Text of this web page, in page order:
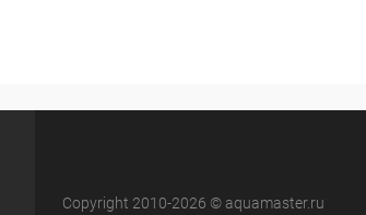
Copyright 2010-2026 © aquamaster.ru